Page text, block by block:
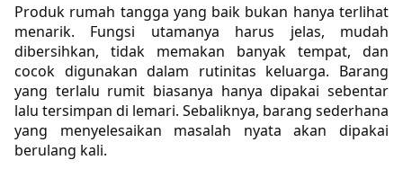
Produk rumah tangga yang baik bukan hanya terlihat
menarik. Fungsi utamanya harus jelas, mudah
dibersihkan, tidak memakan banyak tempat, dan
cocok digunakan dalam rutinitas keluarga. Barang
yang terlalu rumit biasanya hanya dipakai sebentar
lalu tersimpan di lemari. Sebaliknya, barang sederhana
yang menyelesaikan masalah nyata akan dipakai
berulang kali.